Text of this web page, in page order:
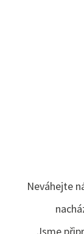
Neváhejte